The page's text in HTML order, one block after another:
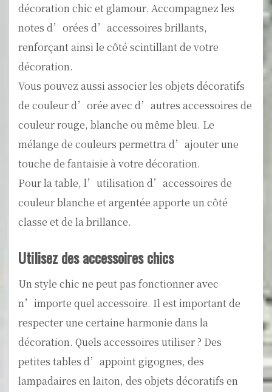
décoration chic et glamour. Accompagnez les
notes d’orées d’accessoires brillants,
renforçant ainsi le côté scintillant de votre
décoration.
Vous pouvez aussi associer les objets décoratifs
de couleur d’orée avec d’autres accessoires de
couleur rouge, blanche ou même bleu. Le
mélange de couleurs permettra d’ajouter une
touche de fantaisie à votre décoration.
Pour la table, l’utilisation d’accessoires de
couleur blanche et argentée apporte un côté
classe et de la brillance.
Utilisez des accessoires chics
Un style chic ne peut pas fonctionner avec
n’importe quel accessoire. Il est important de
respecter une certaine harmonie dans la
décoration. Quels accessoires utiliser ? Des
petites tables d’appoint gigognes, des
lampadaires en laiton, des objets décoratifs en